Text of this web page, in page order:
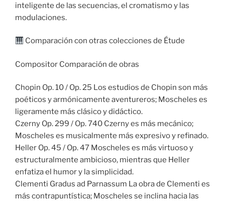
inteligente de las secuencias, el cromatismo y las
modulaciones.
Comparación con otras colecciones de Étude
Compositor Comparación de obras
Chopin Op. 10 / Op. 25 Los estudios de Chopin son más
poéticos y armónicamente aventureros; Moscheles es
ligeramente más clásico y didáctico.
Czerny Op. 299 / Op. 740 Czerny es más mecánico;
Moscheles es musicalmente más expresivo y refinado.
Heller Op. 45 / Op. 47 Moscheles es más virtuoso y
estructuralmente ambicioso, mientras que Heller
enfatiza el humor y la simplicidad.
Clementi Gradus ad Parnassum La obra de Clementi es
más contrapuntística; Moscheles se inclina hacia las